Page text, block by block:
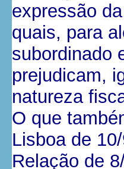
expressão
quais, para
subordinado
prejudicam,
natureza
O que
Lisboa de
Relação de